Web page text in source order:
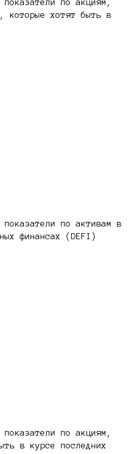
по акциям,
которые хотят быть в
по активам в
финансах (DEFI)
по акциям,
в курсе последних